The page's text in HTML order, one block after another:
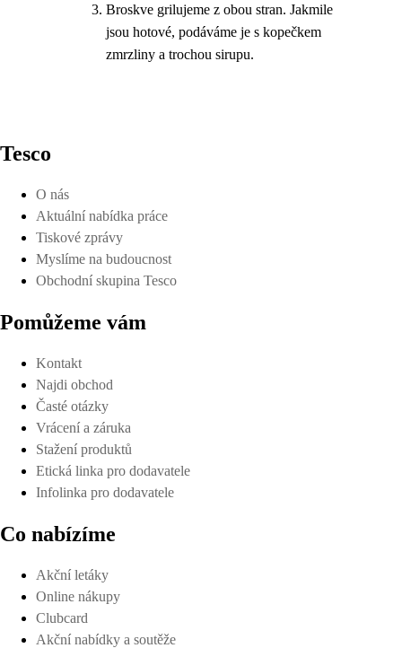
Broskve grilujeme z obou stran. Jakmile
jsou hotové, podáváme je s kopečkem
zmrzliny a trochou sirupu.
Tesco
O nás
Aktuální nabídka práce
Tiskové zprávy
Myslíme na budoucnost
Obchodní skupina Tesco
Pomůžeme vám
Kontakt
Najdi obchod
Časté otázky
Vrácení a záruka
Stažení produktů
Etická linka pro dodavatele
Infolinka pro dodavatele
Co nabízíme
Akční letáky
Online nákupy
Clubcard
Akční nabídky a soutěže